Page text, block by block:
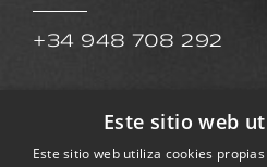
+34 948 708 292
Atención al cliente
Este sitio web
Este sitio web utiliza cookies